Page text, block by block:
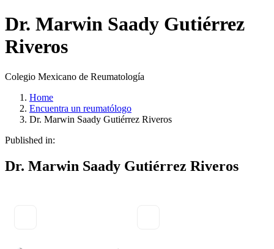
Dr. Marwin Saady Gutiérrez
Riveros
Colegio Mexicano de Reumatología
Home
Encuentra un reumatólogo
Dr. Marwin Saady Gutiérrez Riveros
Published in:
Dr. Marwin Saady Gutiérrez Riveros